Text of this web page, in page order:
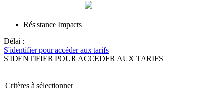
Résistance Impacts
Délai :
S'identifier pour accéder aux tarifs
S'IDENTIFIER POUR ACCEDER AUX TARIFS
Critères à sélectionner